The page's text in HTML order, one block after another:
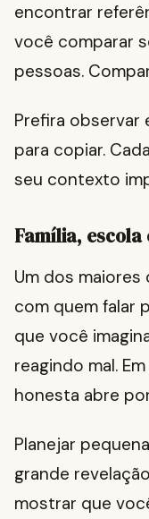
encontrar
você comparar
pessoas.
Prefira observar
para copiar.
seu contexto
Família,
Um dos
com quem falar
que você
reagindo mal.
honesta abre
Planejar
grande
mostrar que